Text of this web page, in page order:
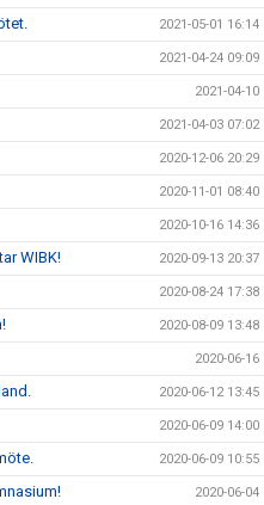
2021-05-01 16:14
2021-04-24 09:09
2021-04-10
2021-04-03 07:02
2020-12-06 20:29
2020-11-01 08:40
2020-10-16 14:36
WIBK! 2020-09-13 20:37
2020-08-24 17:38
2020-08-09 13:48
2020-06-16
2020-06-12 13:45
2020-06-09 14:00
2020-06-09 10:55
2020-06-04